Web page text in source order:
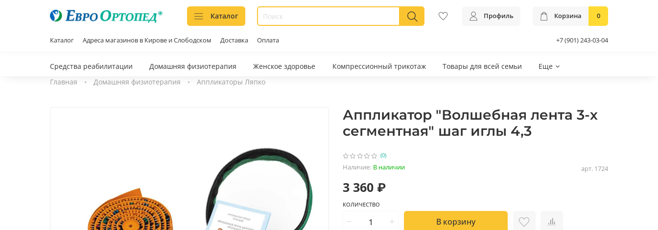
Каталог Профиль Корзина 0
Каталог Адреса магазинов в Кирове и Слободском Доставка Оплата +7 (901) 243-03-04
Средства реабилитации Домашняя физиотерапия Женское здоровье Компрессионный трикотаж Товары для всей семьи
Еще
Главная
Домашняя физиотерапия Аппликаторы Ляпко
(0)
арт. 1724
Наличие: В наличии
Аппликатор "Волшебная лента 3-х
сегментная" шаг иглы 4,3
3 360 ₽
КОЛИЧЕСТВО
В корзину